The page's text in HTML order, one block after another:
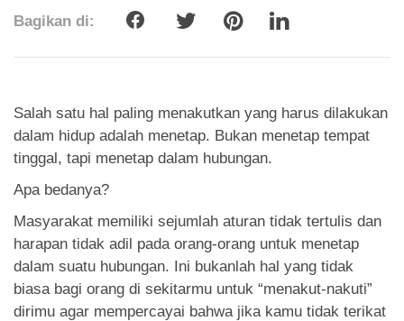
Hubungi Kami
Bagikan di:
Salah satu hal paling menakutkan yang harus dilakukan
dalam hidup adalah menetap. Bukan menetap tempat
tinggal, tapi menetap dalam hubungan.
Apa bedanya?
Masyarakat memiliki sejumlah aturan tidak tertulis dan
harapan tidak adil pada orang-orang untuk menetap
dalam suatu hubungan. Ini bukanlah hal yang tidak
biasa bagi orang di sekitarmu untuk “menakut-nakuti”
dirimu agar mempercayai bahwa jika kamu tidak terikat